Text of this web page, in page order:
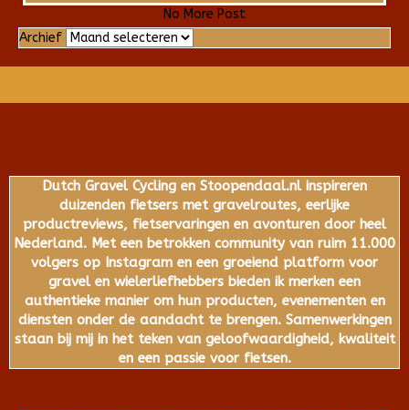
No More Post
Archief Archief
Dutch Gravel Cycling en Stoopendaal.nl inspireren
duizenden fietsers met gravelroutes, eerlijke
productreviews, fietservaringen en avonturen door heel
Nederland. Met een betrokken community van ruim 11.000
volgers op Instagram en een groeiend platform voor
gravel en wielerliefhebbers bieden ik merken een
authentieke manier om hun producten, evenementen en
diensten onder de aandacht te brengen. Samenwerkingen
staan bij mij in het teken van geloofwaardigheid, kwaliteit
en een passie voor fietsen.